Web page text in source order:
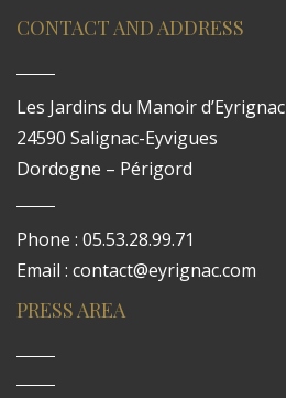
CONTACT AND ADDRESS
Les Jardins du Manoir d’Eyrignac
24590 Salignac-Eyvigues
Dordogne – Périgord
Phone : 05.53.28.99.71
Email : contact@eyrignac.com
PRESS AREA